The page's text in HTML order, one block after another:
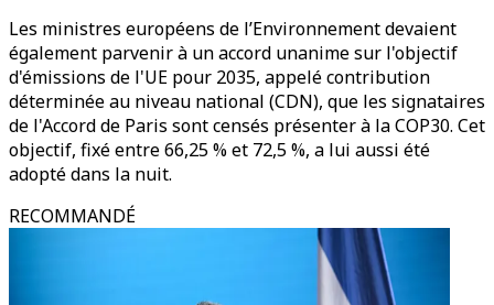
Les ministres européens de l’Environnement devaient
également parvenir à un accord unanime sur l'objectif
d'émissions de l'UE pour 2035, appelé contribution
déterminée au niveau national (CDN), que les signataires
de l'Accord de Paris sont censés présenter à la COP30. Cet
objectif, fixé entre 66,25 % et 72,5 %, a lui aussi été
adopté dans la nuit.
RECOMMANDÉ